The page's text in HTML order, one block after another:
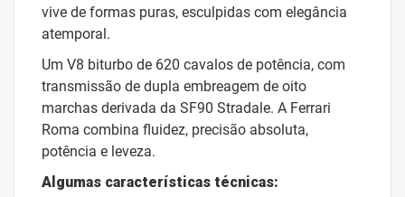
vive de formas puras, esculpidas com elegância
atemporal.
Um V8 biturbo de 620 cavalos de potência, com
transmissão de dupla embreagem de oito
marchas derivada da SF90 Stradale. A Ferrari
Roma combina fluidez, precisão absoluta,
potência e leveza.
Algumas características técnicas: